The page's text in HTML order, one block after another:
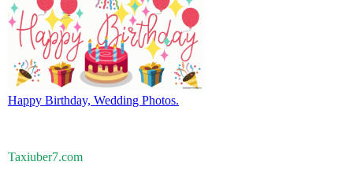
Happy Birthday, Wedding Photos.
Taxiuber7.com